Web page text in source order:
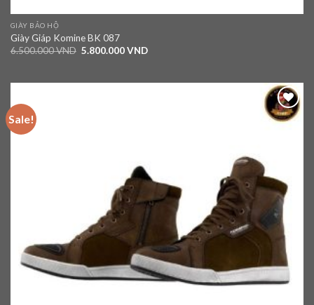
GIÀY BẢO HỘ
Giày Giáp Komine BK 087
6.500.000VND 5.800.000VND
Sale!
Add to